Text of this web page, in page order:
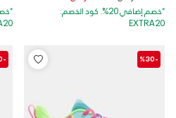
*خصم إضافي 20%. كود الخصم:
EXTRA20
-%30
-%40